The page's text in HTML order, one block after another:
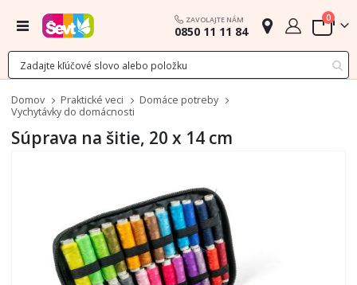
Menu ZAVOLAJTE NÁM
0850 11 11 84 Cart
0
Domov Praktické veci
Domáce potreby
Vychytávky do domácnosti
Súprava na šitie, 20 x 14 cm